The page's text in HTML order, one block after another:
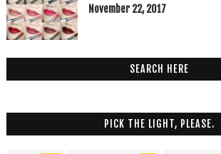
November 22, 2017
SEARCH HERE
PICK THE LIGHT, PLEASE.